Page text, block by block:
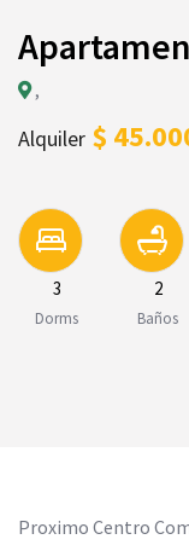
,
Alquiler $
3
Dorms
2
Baños
Proximo Centro